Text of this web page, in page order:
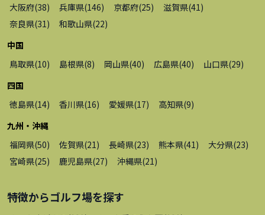
大阪府(38) 兵庫県(146) 京都府(25) 滋賀県(41 )
奈良県(31 ) 和歌山県(22)
中国
鳥取県(10) 島根県(8) 岡山県(40) 広島県(40) 山口県(29)
四国
徳島県(14) 香川県(16) 愛媛県(17) 高知県(9)
九州・沖縄
福岡県(50) 佐賀県(21 ) 長崎県(23) 熊本県(41 ) 大分県(23)
宮崎県(25) 鹿児島県(27) 沖縄県(21 )
特徴からゴルフ場を探す